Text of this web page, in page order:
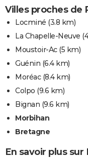
Villes proches de
Locminé (3.8 km)
La Chapelle-Neuve
Moustoir-Ac(5 km)
Guénin (6.4 km)
Moréac(8.4 km)
Colpo (9.6 km)
Bignan (9.6 km)
Morbihan
Bretagne
En savoir plus sur